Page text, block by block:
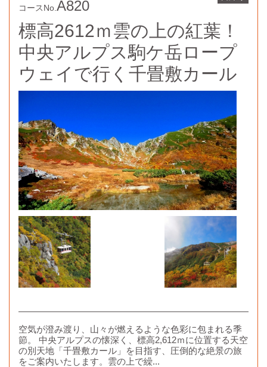
コースNo. A820
標高2612ｍ雲の上の紅葉！
中央アルプス駒ケ岳ロープ
ウェイで行く千畳敷カール
空気が澄み渡り、山々が燃えるような色彩に包まれる季
節。 中央アルプスの懐深く、標高2,612ｍに位置する天空
の別天地「千畳敷カール」を目指す、圧倒的な絶景の旅
をご案内いたします。雲の上で繰...